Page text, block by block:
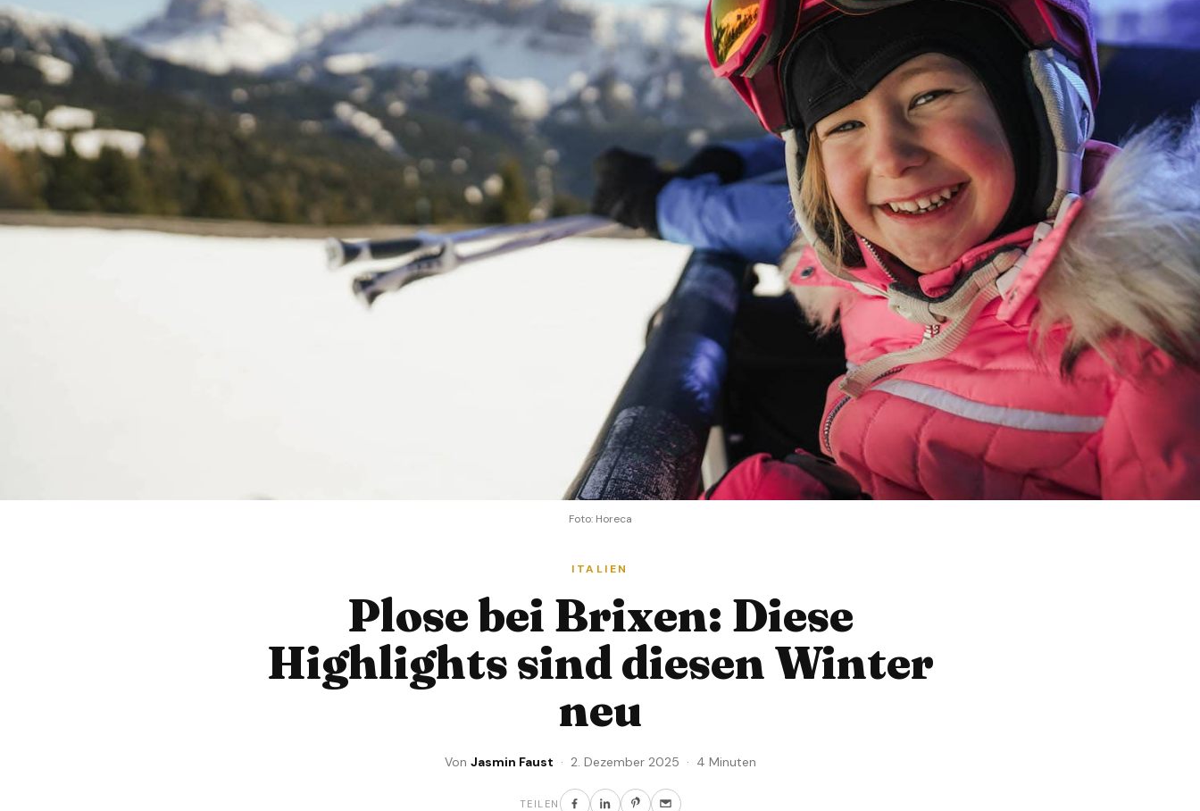
Foto: Horeca
ITALIEN
Plose bei Brixen: Diese
Highlights sind diesen Winter
neu
Von Jasmin Faust · 2. Dezember 2025 · 4 Minuten
TEILEN